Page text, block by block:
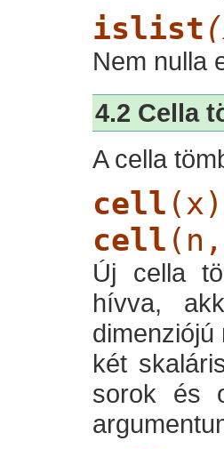
islist
Nem nulla
4.2 Cella
A cella
cell (x)
cell
Új cella
hívva,
két
sorok és